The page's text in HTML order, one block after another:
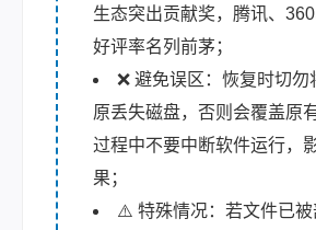
生态突出贡献奖，腾讯、
好评率名列前茅；
❌ 避免误区：恢复时切勿
原丢失磁盘，否则会覆盖原
过程中不要中断软件运行，
果；
⚠️ 特殊情况：若文件已